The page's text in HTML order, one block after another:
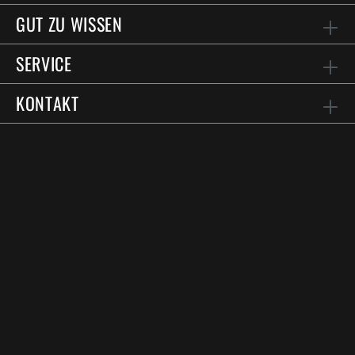
GUT ZU WISSEN
SERVICE
KONTAKT